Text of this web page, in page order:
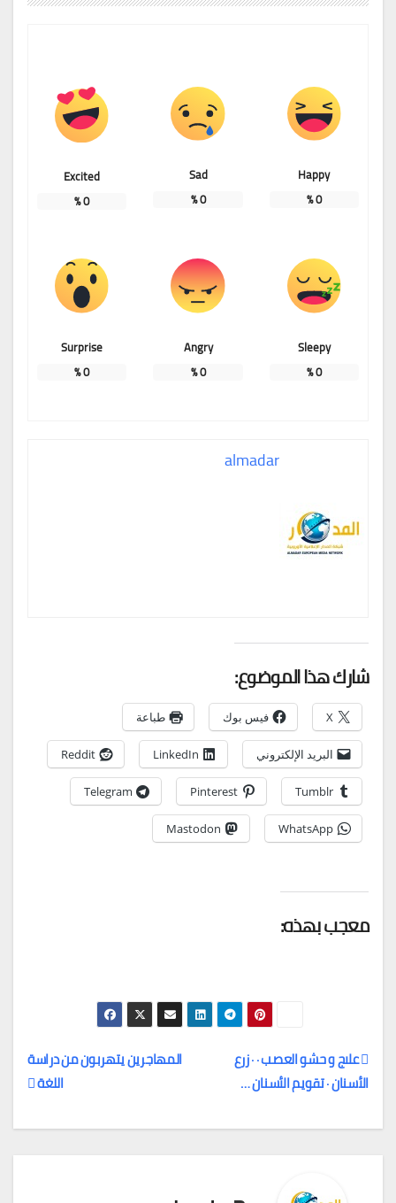
Happy
0
%
Sad
0
%
Excited
0
%
Sleepy
0
%
Angry
0
%
Surprise
0
%
almadar
شارك هذا الموضوع:
X فيس بوك طباعة
البريد الإلكتروني LinkedIn
Reddit
Tumblr
Pinterest
Telegram
WhatsApp
Mastodon
معجب بهذه:
تصفّح
المقالات
المهاجرين يتهربون من دراسة
اللغة
علاج و حشو العصب · · زرع
الأسنان · تقويم الأسنان …